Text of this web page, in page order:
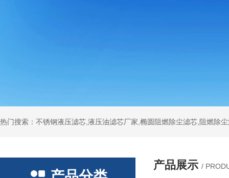
热门搜索：不锈钢液压滤芯,液压油滤芯厂家,椭圆阻燃除尘滤芯,阻燃除
产品展示 /